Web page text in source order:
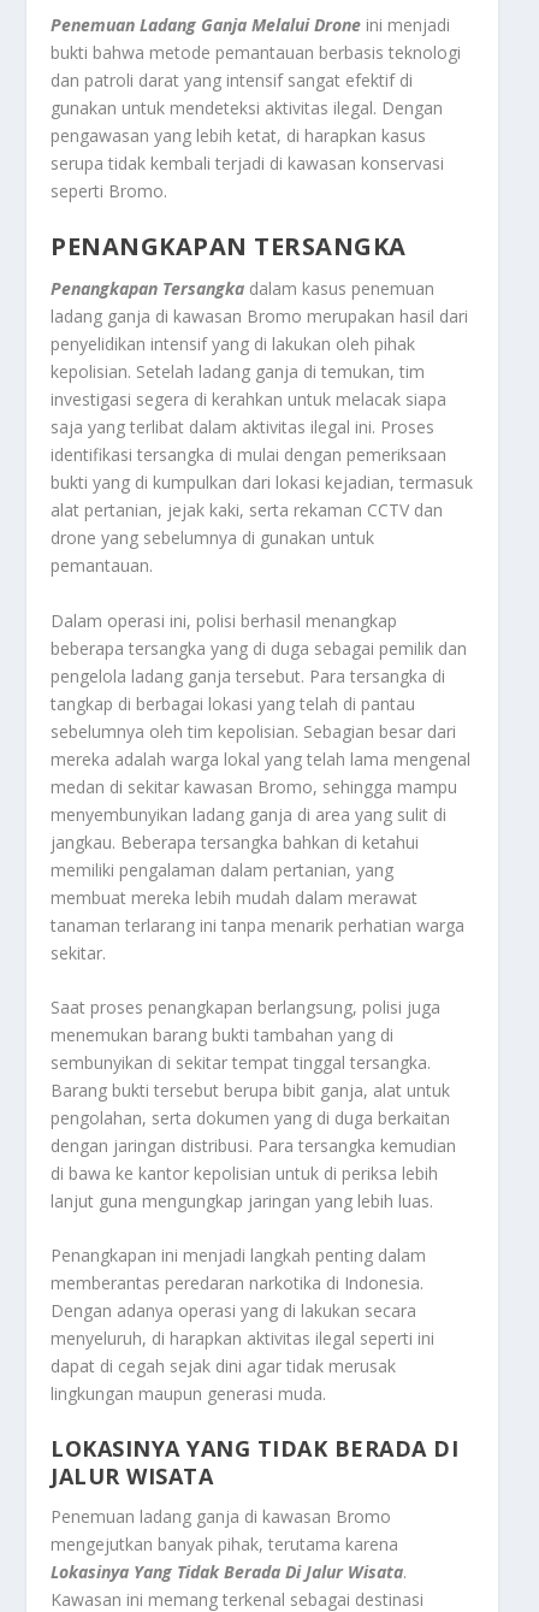
Penemuan Ladang Ganja Melalui Drone ini menjadi
bukti bahwa metode pemantauan berbasis teknologi
dan patroli darat yang intensif sangat efektif di
gunakan untuk mendeteksi aktivitas ilegal. Dengan
pengawasan yang lebih ketat, di harapkan kasus
serupa tidak kembali terjadi di kawasan konservasi
seperti Bromo.
PENANGKAPAN TERSANGKA
Penangkapan Tersangka dalam kasus penemuan
ladang ganja di kawasan Bromo merupakan hasil dari
penyelidikan intensif yang di lakukan oleh pihak
kepolisian. Setelah ladang ganja di temukan, tim
investigasi segera di kerahkan untuk melacak siapa
saja yang terlibat dalam aktivitas ilegal ini. Proses
identifikasi tersangka di mulai dengan pemeriksaan
bukti yang di kumpulkan dari lokasi kejadian, termasuk
alat pertanian, jejak kaki, serta rekaman CCTV dan
drone yang sebelumnya di gunakan untuk
pemantauan.
Dalam operasi ini, polisi berhasil menangkap
beberapa tersangka yang di duga sebagai pemilik dan
pengelola ladang ganja tersebut. Para tersangka di
tangkap di berbagai lokasi yang telah di pantau
sebelumnya oleh tim kepolisian. Sebagian besar dari
mereka adalah warga lokal yang telah lama mengenal
medan di sekitar kawasan Bromo, sehingga mampu
menyembunyikan ladang ganja di area yang sulit di
jangkau. Beberapa tersangka bahkan di ketahui
memiliki pengalaman dalam pertanian, yang
membuat mereka lebih mudah dalam merawat
tanaman terlarang ini tanpa menarik perhatian warga
sekitar.
Saat proses penangkapan berlangsung, polisi juga
menemukan barang bukti tambahan yang di
sembunyikan di sekitar tempat tinggal tersangka.
Barang bukti tersebut berupa bibit ganja, alat untuk
pengolahan, serta dokumen yang di duga berkaitan
dengan jaringan distribusi. Para tersangka kemudian
di bawa ke kantor kepolisian untuk di periksa lebih
lanjut guna mengungkap jaringan yang lebih luas.
Penangkapan ini menjadi langkah penting dalam
memberantas peredaran narkotika di Indonesia.
Dengan adanya operasi yang di lakukan secara
menyeluruh, di harapkan aktivitas ilegal seperti ini
dapat di cegah sejak dini agar tidak merusak
lingkungan maupun generasi muda.
LOKASINYA YANG TIDAK BERADA DI
JALUR WISATA
Penemuan ladang ganja di kawasan Bromo
mengejutkan banyak pihak, terutama karena
Lokasinya Yang Tidak Berada Di Jalur Wisata.
Kawasan ini memang terkenal sebagai destinasi